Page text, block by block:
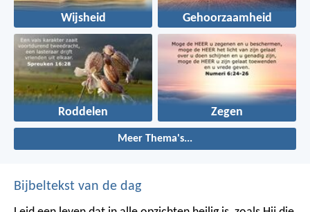
Wijsheid Gehoorzaamheid
Roddelen Zegen
Meer Thema's...
Bijbeltekst van de dag